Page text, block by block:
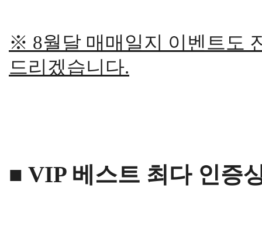
※ 8월달 매매일지 이벤트도
드리겠습니다.
■ VIP 베스트 최다 인증